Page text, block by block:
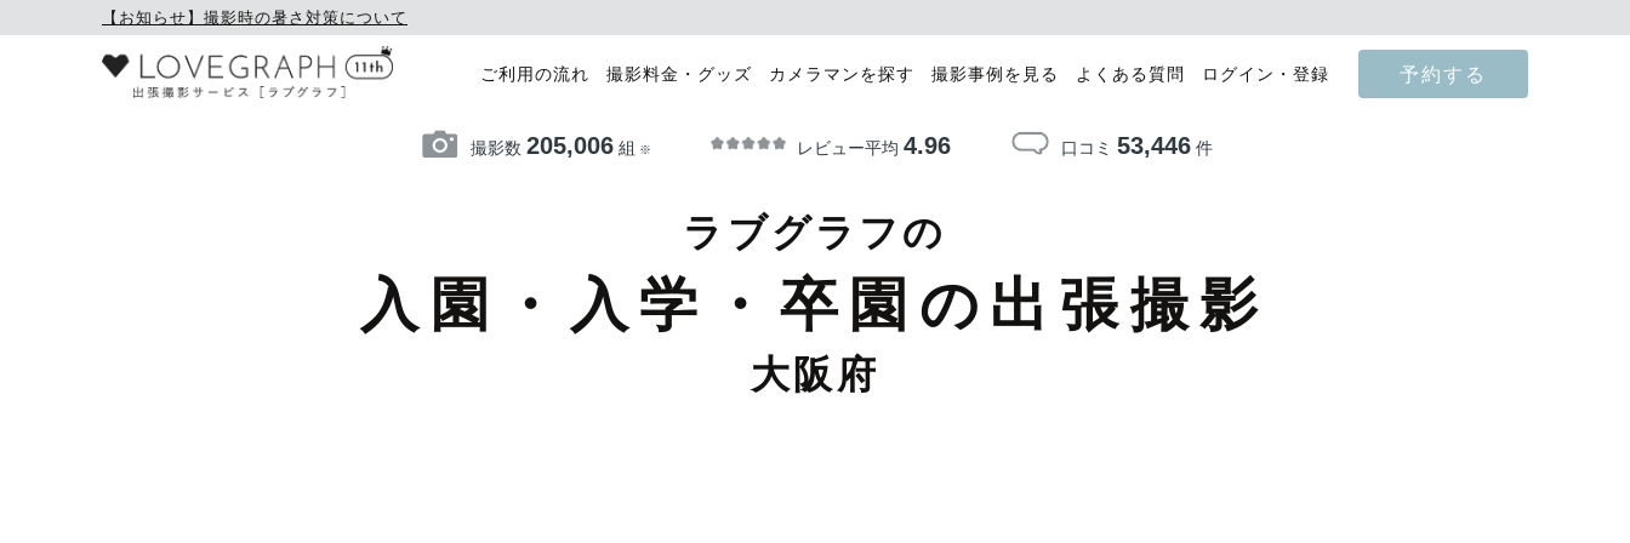
【お知らせ】撮影時の暑さ対策について
ご利用の流れ 撮影料金・グッズ カメラマンを探す 撮影事例を見る よくある質問 ログイン・登録 予約する
撮影数 205,006組 ※ レビュー平均 4.96 口コミ 53,446件
ラブグラフの
入園・入学・卒園の出張撮影
大阪府